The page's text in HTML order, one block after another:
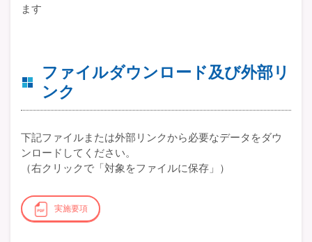
ます
ファイルダウンロード及び外部リ
ンク
下記ファイルまたは外部リンクから必要なデータをダウ
ンロードしてください。
（右クリックで「対象をファイルに保存」）
実施要項